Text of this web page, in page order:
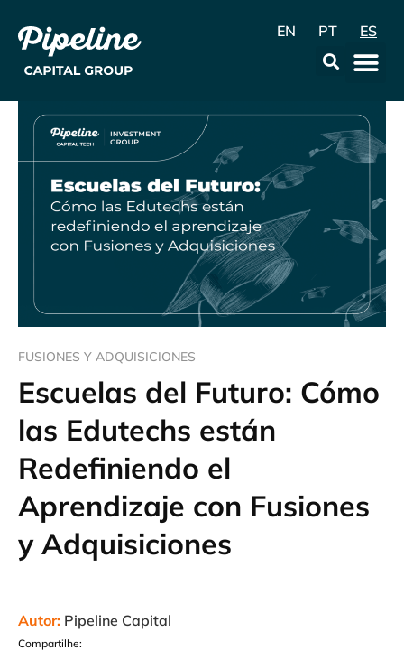
EN PT ES
FUSIONES Y ADQUISICIONES
Escuelas del Futuro: Cómo
las Edutechs están
Redefiniendo el
Aprendizaje con Fusiones
y Adquisiciones
Autor: Pipeline Capital
Compartilhe: